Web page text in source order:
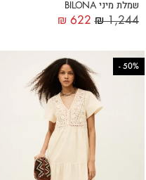
שמלת מיני BILONA
₪1,244
₪ 622
50%
-